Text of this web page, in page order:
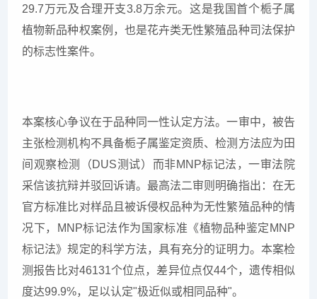
29.7万元及合理开支3.8万余元。这是我国首个栀子属
植物新品种权案例，也是花卉类无性繁殖品种司法保护
的标志性案件。
本案核心争议在于品种同一性认定方法。一审中，被告
主张检测机构不具备栀子属鉴定资质、检测方法应为田
间观察检测（DUS测试）而非MNP标记法，一审法院
采信该抗辩并驳回诉请。最高法二审则明确指出：在无
官方标准比对样品且被诉侵权品种为无性繁殖品种的情
况下，MNP标记法作为国家标准《植物品种鉴定MNP
标记法》规定的科学方法，具有充分的证明力。本案检
测报告比对46131个位点，差异位点仅44个，遗传相似
度达99.9%，足以认定"极近似或相同品种"。